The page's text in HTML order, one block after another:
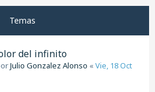
Temas
del infinito
Julio Gonzalez Alonso «Vie, 18 Oct